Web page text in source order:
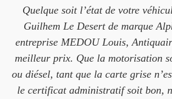
Quelque soit l’état de votre
Guilhem Le Desert de marque
entreprise MEDOU Louis,
meilleur prix. Que la motorisation
ou diésel, tant que la carte grise
le certificat administratif soit bon,